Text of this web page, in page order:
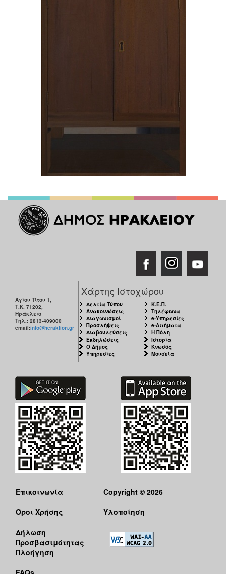
Αγίου Τίτου 1,
Τ.Κ. 71202,
Ηράκλειο
Τηλ.: 2813-409000
email:info@heraklion.gr
Χάρτης Ιστοχώρου
Δελτία Τύπου
Ανακοινώσεις
Διαγωνισμοί
Προσλήψεις
Διαβουλεύσεις
Εκδηλώσεις
Ο Δήμος
Υπηρεσίες
Κ.Ε.Π.
Τηλέφωνα
e-Υπηρεσίες
e-Αιτήματα
Η Πόλη
Ιστορία
Κνωσός
Μουσεία
Επικοινωνία
Όροι Χρήσης
Δήλωση
Προσβασιμότητας
Πλοήγηση
Copyright © 2026
Υλοποίηση